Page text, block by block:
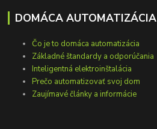
DOMÁCA AUTOMATIZÁCIA
Čo je to domáca automatizácia
Základné štandardy a odporúčania
Inteligentná elektroinštalácia
Prečo automatizovať svoj dom
Zaujímavé články a informácie